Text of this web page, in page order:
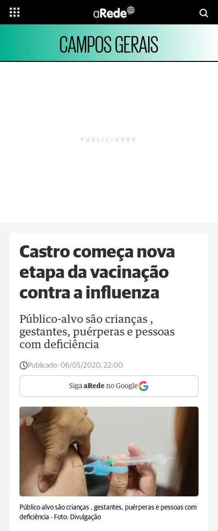
CAMPOS GERAIS
PUBLICIDADE
Castro começa nova
etapa da vacinação
contra a influenza
Público-alvo são crianças ,
gestantes, puérperas e pessoas
com deficiência
Publicado: 06/05/2020, 22:00
Siga aRede no Google
Público-alvo são crianças , gestantes, puérperas e pessoas com
deficiência - Foto: Divulgação